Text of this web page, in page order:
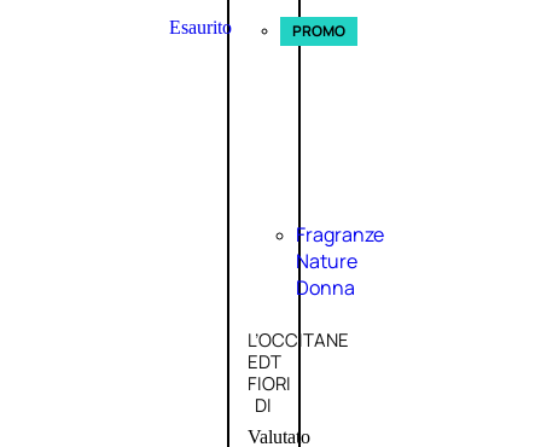
Esaurito PROMO
Fragranze
Nature
Donna
L’OCCITANE
EDT
FIORI
DI
Valutato